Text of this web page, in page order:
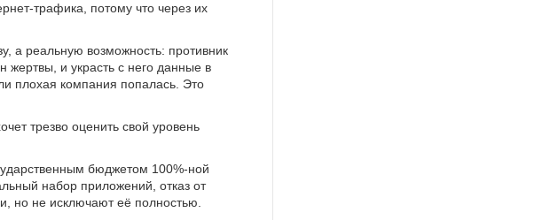
трафика, потому что через их
а реальную возможность: противник
и украсть с него данные в
плохая компания попалась. Это
трезво оценить свой уровень
бюджетом 100%-ной
набор приложений, отказ от
но не исключают её полностью.